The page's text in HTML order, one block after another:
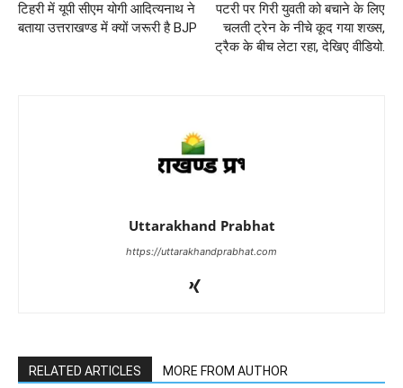
टिहरी में यूपी सीएम योगी आदित्यनाथ ने
बताया उत्तराखण्ड में क्यों जरूरी है BJP
पटरी पर गिरी युवती को बचाने के लिए
चलती ट्रेन के नीचे कूद गया शख्स,
ट्रैक के बीच लेटा रहा, देखिए वीडियो.
Uttarakhand Prabhat
https://uttarakhandprabhat.com
RELATED ARTICLES MORE FROM AUTHOR